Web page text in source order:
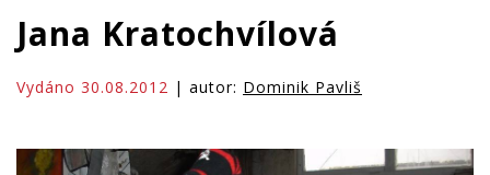
Jana Kratochvílová
Vydáno 30.08.2012 | autor: Dominik Pavliš